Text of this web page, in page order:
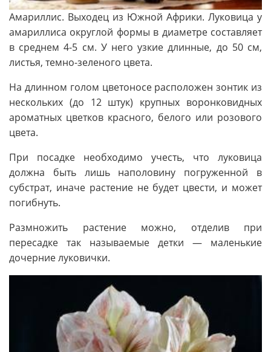
Амариллис. Выходец из Южной Африки. Луковица у
амариллиса округлой формы в диаметре составляет
в среднем 4-5 см. У него узкие длинные, до 50 см,
листья, темно-зеленого цвета.
На длинном голом цветоносе расположен зонтик из
нескольких (до 12 штук) крупных воронковидных
ароматных цветков красного, белого или розового
цвета.
При посадке необходимо учесть, что луковица
должна быть лишь наполовину погруженной в
субстрат, иначе растение не будет цвести, и может
погибнуть.
Размножить растение можно, отделив при
пересадке так называемые детки — маленькие
дочерние луковички.